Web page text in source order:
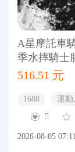
A星摩託車
季水摔騎士
516.51 元
1688 運動
5
2026-08-05